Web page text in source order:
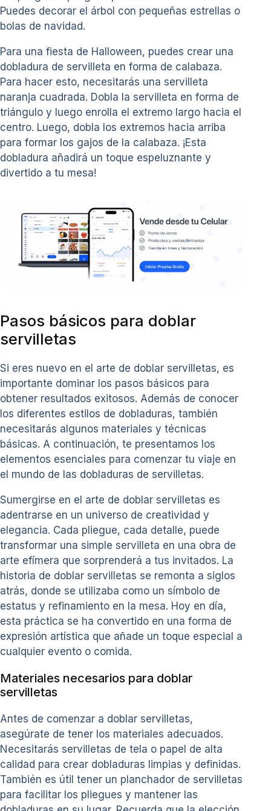
Puedes decorar el árbol con pequeñas estrellas o
bolas de navidad.
Para una fiesta de Halloween, puedes crear una
dobladura de servilleta en forma de calabaza.
Para hacer esto, necesitarás una servilleta
naranja cuadrada. Dobla la servilleta en forma de
triángulo y luego enrolla el extremo largo hacia el
centro. Luego, dobla los extremos hacia arriba
para formar los gajos de la calabaza. ¡Esta
dobladura añadirá un toque espeluznante y
divertido a tu mesa!
Pasos básicos para doblar
servilletas
Si eres nuevo en el arte de doblar servilletas, es
importante dominar los pasos básicos para
obtener resultados exitosos. Además de conocer
los diferentes estilos de dobladuras, también
necesitarás algunos materiales y técnicas
básicas. A continuación, te presentamos los
elementos esenciales para comenzar tu viaje en
el mundo de las dobladuras de servilletas.
Sumergirse en el arte de doblar servilletas es
adentrarse en un universo de creatividad y
elegancia. Cada pliegue, cada detalle, puede
transformar una simple servilleta en una obra de
arte efímera que sorprenderá a tus invitados. La
historia de doblar servilletas se remonta a siglos
atrás, donde se utilizaba como un símbolo de
estatus y refinamiento en la mesa. Hoy en día,
esta práctica se ha convertido en una forma de
expresión artística que añade un toque especial a
cualquier evento o comida.
Materiales necesarios para doblar
servilletas
Antes de comenzar a doblar servilletas,
asegúrate de tener los materiales adecuados.
Necesitarás servilletas de tela o papel de alta
calidad para crear dobladuras limpias y definidas.
También es útil tener un planchador de servilletas
para facilitar los pliegues y mantener las